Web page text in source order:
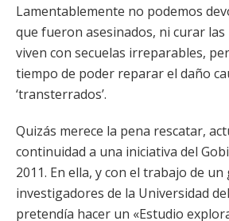
Lamentablemente no podemos
que fueron asesinados, ni curar las
viven con secuelas irreparables,
tiempo de poder reparar el daño
‘transterrados’.
Quizás merece la pena rescatar,
continuidad a una iniciativa del
2011. En ella, y con el trabajo de
investigadores de la Universidad
pretendía hacer un «Estudio